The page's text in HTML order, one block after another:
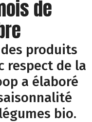
de
produits
respect de la
a élaboré
bio.